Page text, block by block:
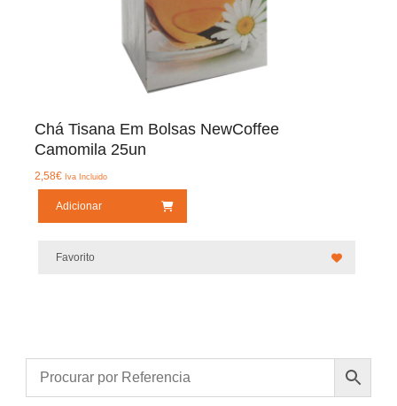
Chá Tisana Em Bolsas NewCoffee
Camomila 25un
2,58€ Iva Incluido
Adicionar
Favorito